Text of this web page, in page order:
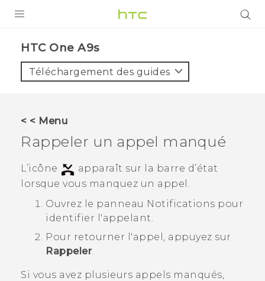
VIVE
ASSISTANCE
Appareils HTC & Accessoires
Connexion
HTC One A9s‎
Téléchargement des guides
< < Menu
Rappeler un appel manqué
L’icône
apparaît sur la barre d’état
lorsque vous manquez un appel.
Ouvrez le panneau Notifications pour
identifier l'appelant.
Pour retourner l'appel, appuyez sur
Rappeler.
Si vous avez plusieurs appels manqués,